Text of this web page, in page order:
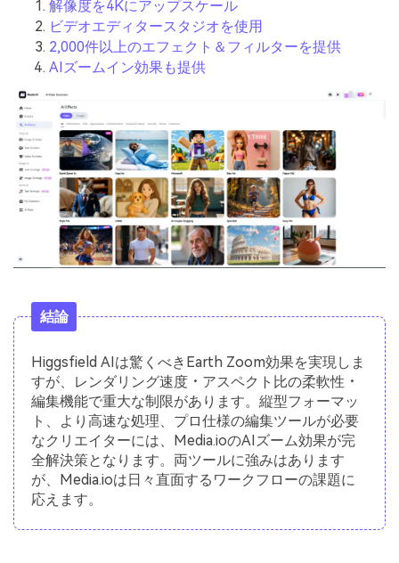
解像度を4Kにアップスケール
ビデオエディタースタジオを使用
2,000件以上のエフェクト＆フィルターを提供
AIズームイン効果も提供
結論
Higgsfield AIは驚くべきEarth Zoom効果を実現しま
すが、レンダリング速度・アスペクト比の柔軟性・
編集機能で重大な制限があります。縦型フォーマッ
ト、より高速な処理、プロ仕様の編集ツールが必要
なクリエイターには、Media.ioのAIズーム効果が完
全解決策となります。両ツールに強みはあります
が、Media.ioは日々直面するワークフローの課題に
応えます。